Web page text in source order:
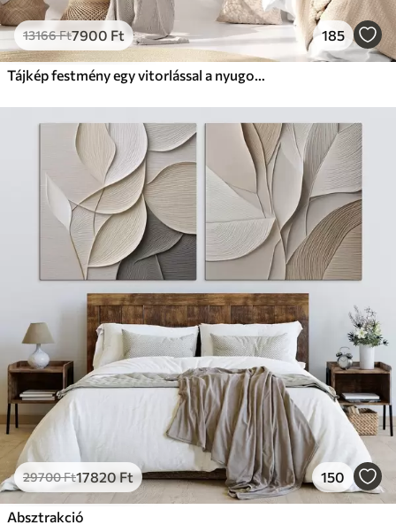
13166Ft7900 Ft 185
Tájkép festmény egy vitorlással a nyugodt tengeren, narancssárga és sárga égbolt, távoli hegyek
29700Ft17820Ft 150
Absztrakció